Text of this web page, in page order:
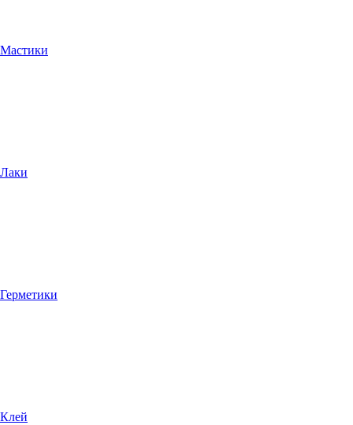
Мастики
Лаки
Герметики
Клей